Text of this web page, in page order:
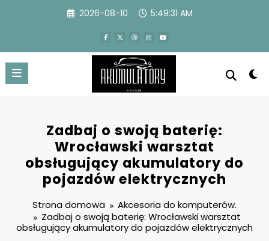
2026-08-10 5:49:32 AM
Zadbaj o swoją baterię:
Wrocławski warsztat
obsługujący akumulatory do
pojazdów elektrycznych
Strona domowa
Akcesoria do komputerów.
Zadbaj o swoją baterię: Wrocławski warsztat
obsługujący akumulatory do pojazdów elektrycznych